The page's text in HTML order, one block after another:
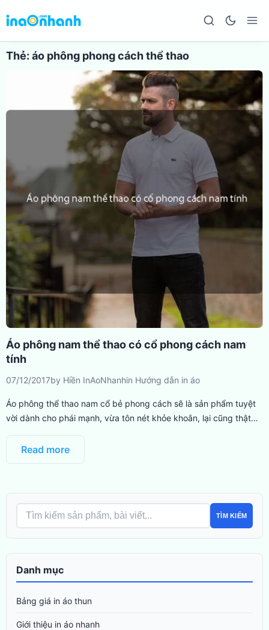
Thẻ: áo phông phong cách thể thao
Áo phông nam thể thao có cổ phong cách nam
tính
07/12/2017by Hiền InAoNhanhin Hướng dẫn in áo
Áo phông thể thao nam cổ bẻ phong cách sẽ là sản phẩm tuyệt
vời dành cho phái mạnh, vừa tôn nét khỏe khoắn, lại cũng thật…
Read more
TÌM KIẾM
Danh mục
Bảng giá in áo thun
Giới thiệu in áo nhanh